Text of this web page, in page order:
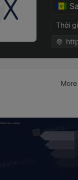
Thời
More